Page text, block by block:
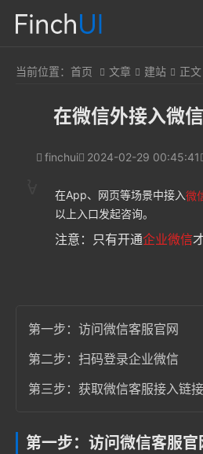
当前位置： 首页 文章 建站 正文
在微信外接入微
finchui 2024-02-29 00:45:41
在App、网页等场景中接入微
以上入口发起咨询。
注意：只有开通企业微信
第一步：访问微信客服官网
第二步：扫码登录企业微信
第三步：获取微信客服接入链
第一步：访问微信客服官